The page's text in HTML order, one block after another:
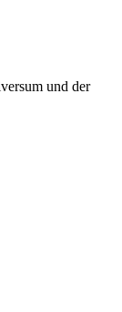
und der